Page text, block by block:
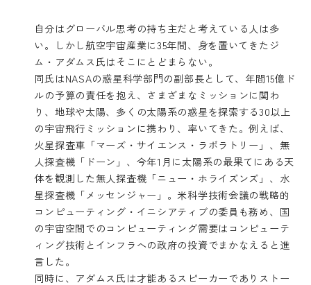
自分はグローバル思考の持ち主だと考えている人は多
い。しかし航空宇宙産業に35年間、身を置いてきたジ
ム・アダムス氏はそこにとどまらない。
同氏はNASAの惑星科学部門の副部長として、年間15億ド
ルの予算の責任を抱え、さまざまなミッションに関わ
り、地球や太陽、多くの太陽系の惑星を探索する30以上
の宇宙飛行ミッションに携わり、率いてきた。例えば、
火星探査車「マーズ・サイエンス・ラボラトリー」、無
人探査機「ドーン」、今年1月に太陽系の最果てにある天
体を観測した無人探査機「ニュー・ホライズンズ」、水
星探査機「メッセンジャー」。米科学技術会議の戦略的
コンピューティング・イニシアティブの委員も務め、国
の宇宙空間でのコンピューティング需要はコンピューテ
ィング技術とインフラへの政府の投資でまかなえると進
言した。
同時に、アダムス氏は才能あるスピーカーでありストー